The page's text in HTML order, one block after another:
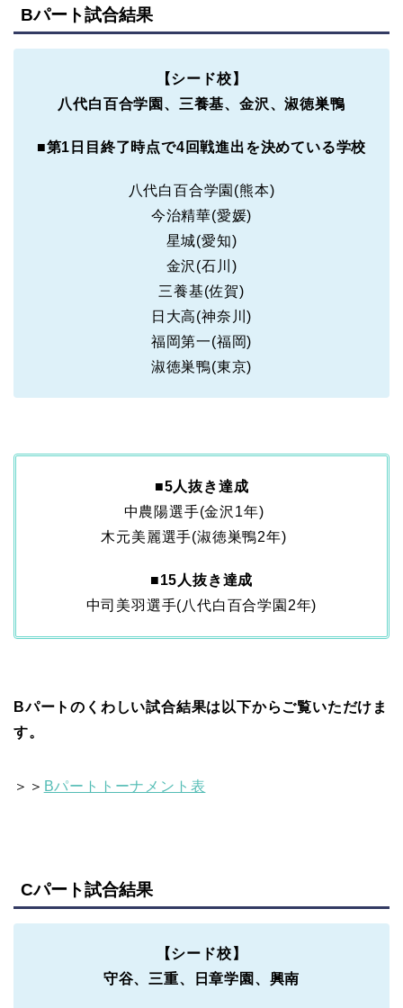
Bパート試合結果
【シード校】
八代白百合学園、三養基、金沢、淑徳巣鴨
■第1日目終了時点で4回戦進出を決めている学校
八代白百合学園(熊本)
今治精華(愛媛)
星城(愛知)
金沢(石川)
三養基(佐賀)
日大高(神奈川)
福岡第一(福岡)
淑徳巣鴨(東京)
■5人抜き達成
中農陽選手(金沢1年)
木元美麗選手(淑徳巣鴨2年)
■15人抜き達成
中司美羽選手(八代白百合学園2年)
Bパートのくわしい試合結果は以下からご覧いただけま
す。
＞＞ Bパートトーナメント表
Cパート試合結果
【シード校】
守谷、三重、日章学園、興南